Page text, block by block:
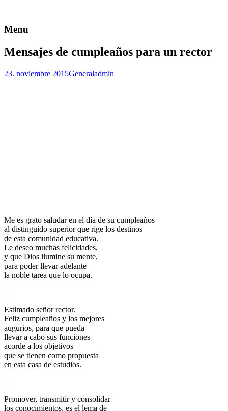
Menu
Mensajes de cumpleaños para un rector
23. noviembre 2015Generaladmin
Me es grato saludar en el día de su cumpleaños
al distinguido superior que rige los destinos
de esta comunidad educativa.
Le deseo muchas felicidades,
y que Dios ilumine su mente,
para poder llevar adelante
la noble tarea que lo ocupa.
—
Estimado señor rector.
Feliz cumpleaños y los mejores
augurios, para que pueda
llevar a cabo sus funciones
acorde a los objetivos
que se tienen como propuesta
en esta casa de estudios.
—
Promover, transmitir y consolidar
los conocimientos, es el lema de